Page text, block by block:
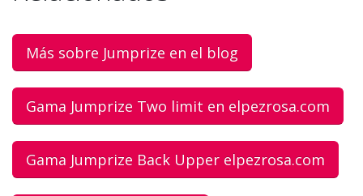
Más sobre Jumprize en el blog
Gama Jumprize Two limit en elpezrosa.com
Gama Jumprize Back Upper elpezrosa.com